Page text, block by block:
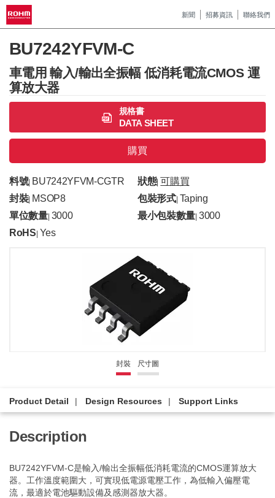
新聞 招募資訊 聯絡我們
BU7242YFVM-C
車電用 輸入/輸出全振幅 低消耗電流CMOS 運
算放大器
規格書
DATA SHEET
購買
料號| BU7242YFVM-CGTR 狀態| 可購買
封裝| MSOP8 包裝形式| Taping
單位數量| 3000 最小包裝數量 |3000
RoHS Yes
封裝 尺寸圖
Product Detail Design Resources Support Links
Description
BU7242YFVM-C是輸入/輸出全振幅低消耗電流的CMOS運算放大
器。工作溫度範圍大，可實現低電源電壓工作，為低輸入偏壓電
流，最適於電池驅動設備及感測器放大器。